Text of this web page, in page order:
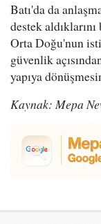
Batı'da da
destek
Orta Doğu'nun
güvenlik
yapıya
Kaynak: Mepa